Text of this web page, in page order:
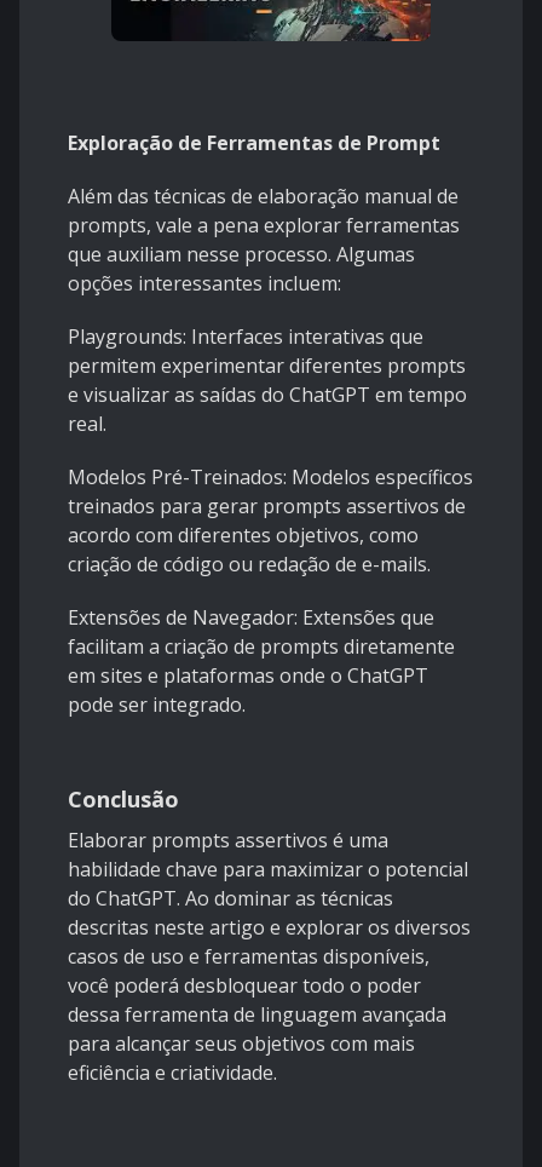
Exploração de Ferramentas de Prompt
Além das técnicas de elaboração manual de
prompts, vale a pena explorar ferramentas
que auxiliam nesse processo. Algumas
opções interessantes incluem:
Playgrounds: Interfaces interativas que
permitem experimentar diferentes prompts
e visualizar as saídas do ChatGPT em tempo
real.
Modelos Pré-Treinados: Modelos específicos
treinados para gerar prompts assertivos de
acordo com diferentes objetivos, como
criação de código ou redação de e-mails.
Extensões de Navegador: Extensões que
facilitam a criação de prompts diretamente
em sites e plataformas onde o ChatGPT
pode ser integrado.
Conclusão
Elaborar prompts assertivos é uma
habilidade chave para maximizar o potencial
do ChatGPT. Ao dominar as técnicas
descritas neste artigo e explorar os diversos
casos de uso e ferramentas disponíveis,
você poderá desbloquear todo o poder
dessa ferramenta de linguagem avançada
para alcançar seus objetivos com mais
eficiência e criatividade.